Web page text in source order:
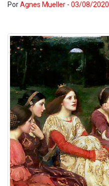
PorAgnes Mueller - 03/08/2020